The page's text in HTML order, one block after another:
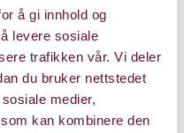
å gi innhold og
levere sosiale
trafikken vår. Vi deler
du bruker nettstedet
medier,
kan kombinere den